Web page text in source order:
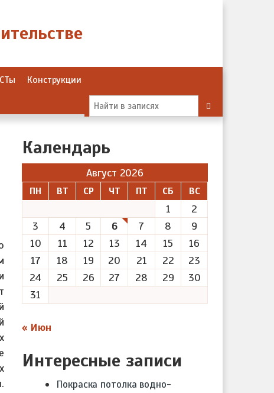
Конструкции
Календарь
Август 2026
ПН ВТ СР ЧТ ПТ СБ ВС
1
2
3
4 5 6 7 8
9
10
11 12 13 14 15
16
17
18 19 20 21 22
23
24
25 26 27 28 29
30
31
« Июн
Интересные записи
Покраска потолка водно-